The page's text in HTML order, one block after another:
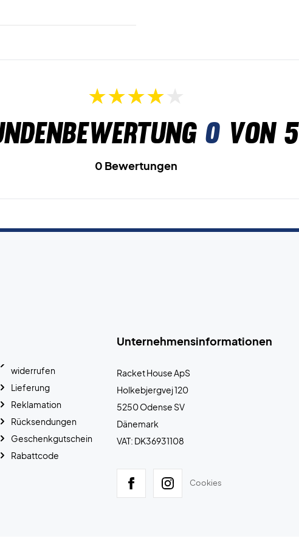
0von 5
0 Bewertungen
Unternehmensinformationen
Racket House ApS
Holkebjergvej 120
5250 Odense SV
Dänemark
VAT: DK36931108
Cookies
widerrufen
Lieferung
Reklamation
Rücksendungen
Geschenkgutschein
Rabattcode